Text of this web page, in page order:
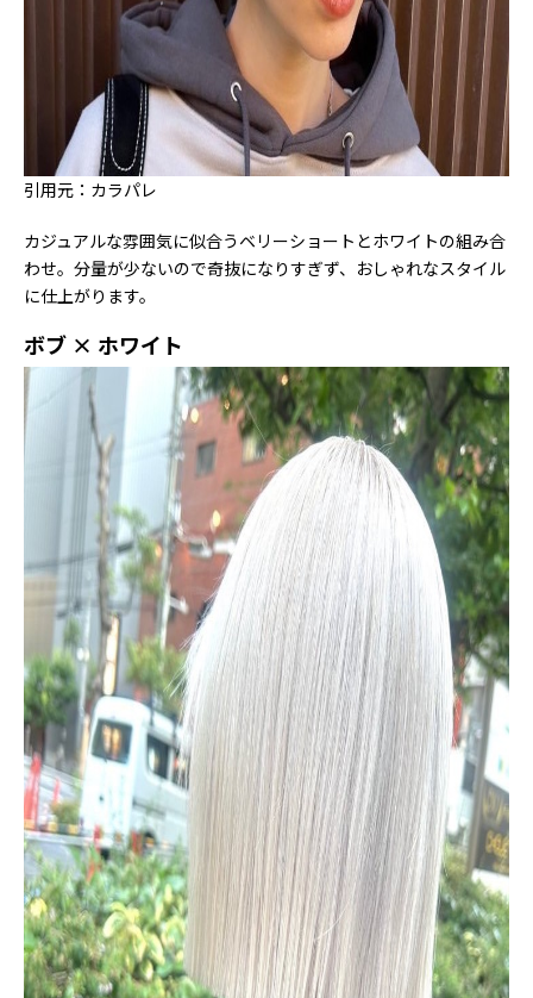
引用元：カラパレ
カジュアルな雰囲気に似合うベリーショートとホワイトの組み合
わせ。分量が少ないので奇抜になりすぎず、おしゃれなスタイル
に仕上がります。
ボブ × ホワイト